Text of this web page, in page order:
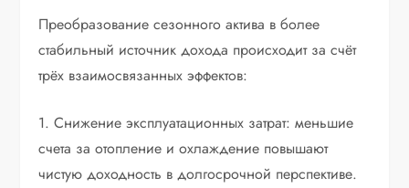
Преобразование сезонного актива в более
стабильный источник дохода происходит за счёт
трёх взаимосвязанных эффектов:
1. Снижение эксплуатационных затрат: меньшие
счета за отопление и охлаждение повышают
чистую доходность в долгосрочной перспективе.